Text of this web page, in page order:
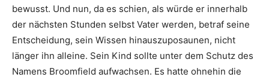
bewusst. Und nun, da es schien, als würde er innerhalb
der nächsten Stunden selbst Vater werden, betraf seine
Entscheidung, sein Wissen hinauszuposaunen, nicht
länger ihn alleine. Sein Kind sollte unter dem Schutz des
Namens Broomfield aufwachsen. Es hatte ohnehin die